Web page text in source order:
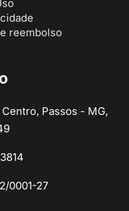
reembolso
Passos - MG,
0001-27